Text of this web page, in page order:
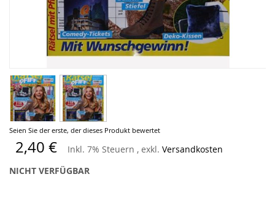
Seien Sie der erste, der dieses Produkt bewertet
2,40 € Inkl. 7% Steuern , exkl. Versandkosten
NICHT VERFÜGBAR
Zum
Anfang
der
Bildergalerie
springen